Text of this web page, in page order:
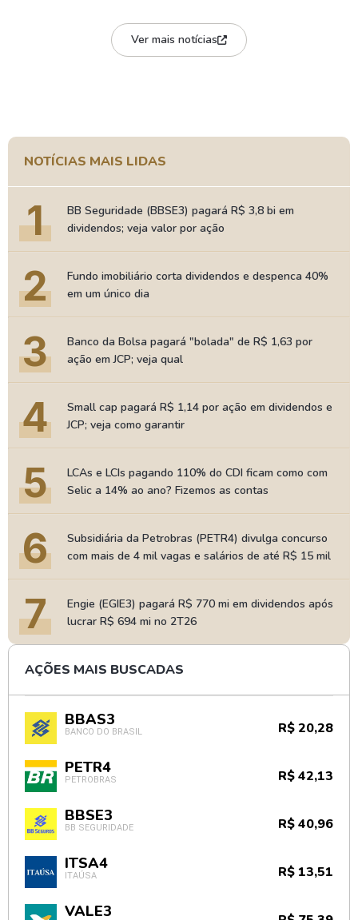
Ver mais notícias
NOTÍCIAS MAIS LIDAS
1
BB Seguridade (BBSE3) pagará R$ 3,8 bi em
dividendos; veja valor por ação
2
Fundo imobiliário corta dividendos e despenca 40%
em um único dia
3
Banco da Bolsa pagará "bolada" de R$ 1,63 por
ação em JCP; veja qual
4
Small cap pagará R$ 1,14 por ação em dividendos e
JCP; veja como garantir
5
LCAs e LCIs pagando 110% do CDI ficam como com
Selic a 14% ao ano? Fizemos as contas
6
Subsidiária da Petrobras (PETR4) divulga concurso
com mais de 4 mil vagas e salários de até R$ 15 mil
7
Engie (EGIE3) pagará R$ 770 mi em dividendos após
lucrar R$ 694 mi no 2T26
AÇÕES MAIS BUSCADAS
BBAS3
BANCO DO BRASIL R$ 20,28
PETR4
PETROBRAS R$ 42,13
BBSE3
BB SEGURIDADE R$ 40,96
ITSA4
ITAÚSA R$ 13,51
VALE3